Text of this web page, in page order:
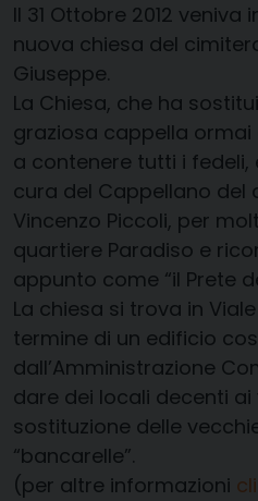
Il 31 Ottobre 2012
nuova chiesa del
Giuseppe.
La Chiesa, che ha
graziosa cappella
a contenere tutti i
cura del Cappellano del
Vincenzo Piccoli, per
quartiere Paradiso e
appunto come “il Prete
La chiesa si trova in
termine di un edificio
dall’Amministrazione
dare dei locali decenti
sostituzione delle
“bancarelle”.
(per altre informazioni